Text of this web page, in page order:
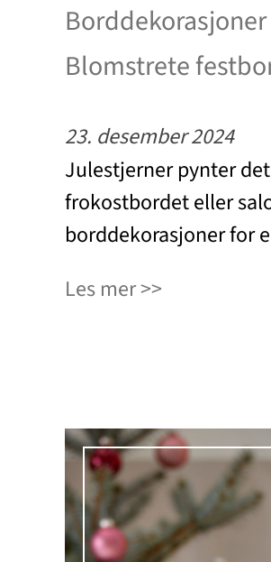
Blomstrete
23. desember 2024
Julestjerner pynter
frokostbordet eller
borddekorasjoner for
Les mer